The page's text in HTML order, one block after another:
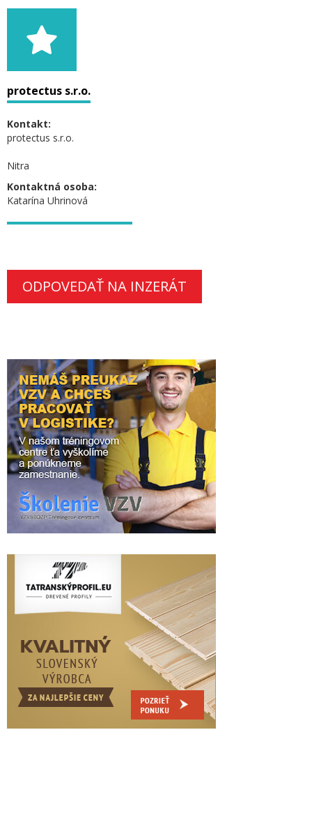
protectus s.r.o.
Kontakt:
protectus s.r.o.
Nitra
Kontaktná osoba:
Katarína Uhrinová
ODPOVEDAŤ NA INZERÁT